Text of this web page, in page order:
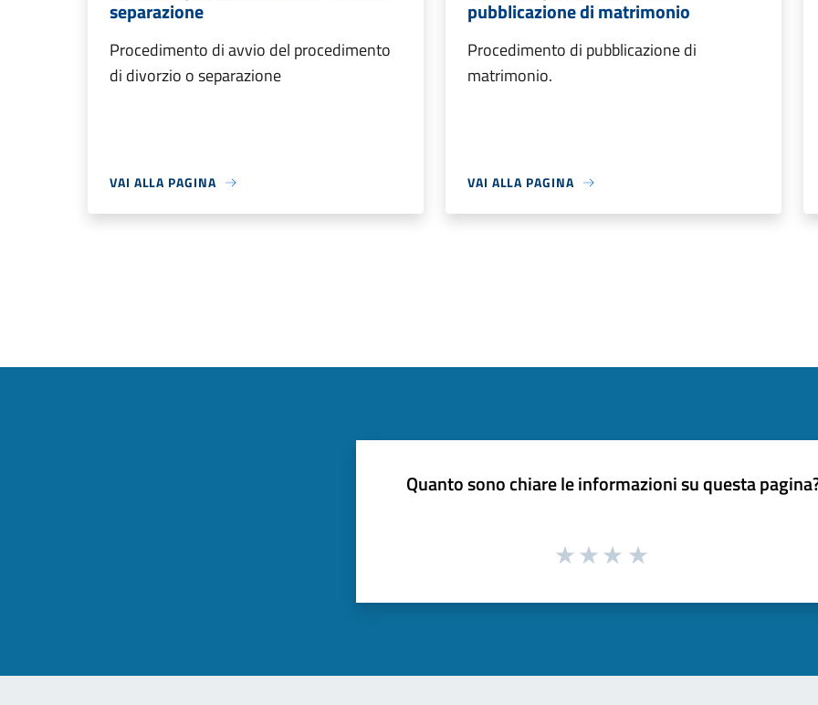
separazione
Procedimento di avvio del procedimento
di divorzio o separazione
VAI ALLA PAGINA
pubblicazione di matrimonio
Procedimento di pubblicazione di
matrimonio.
VAI ALLA PAGINA
Quanto sono chiare le informazioni su questa